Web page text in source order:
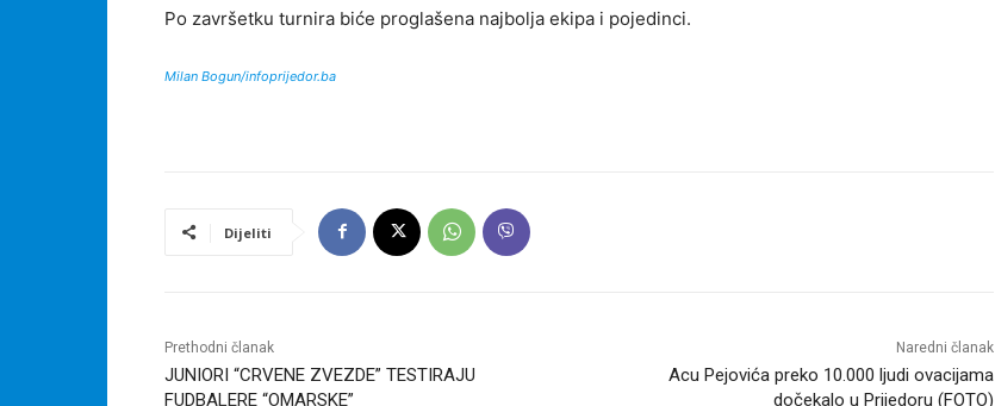
Po završetku turnira biće proglašena najbolja ekipa i pojedinci.
Milan Bogun/infoprijedor.ba
Dijeliti
Prethodni članak
JUNIORI “CRVENE ZVEZDE” TESTIRAJU
FUDBALERE “OMARSKE”
Naredni članak
Acu Pejovića preko 10.000 ljudi ovacijama
dočekalo u Prijedoru (FOTO)